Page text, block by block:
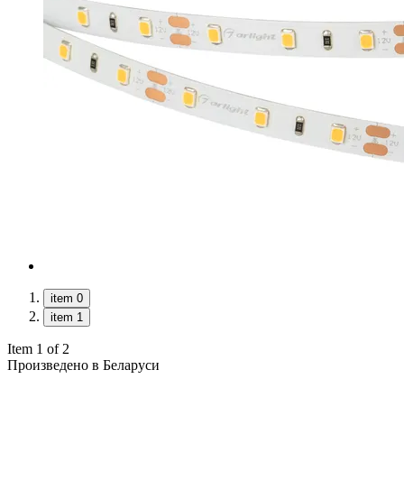
item 0
item 1
Item 1 of 2
Произведено в Беларуси